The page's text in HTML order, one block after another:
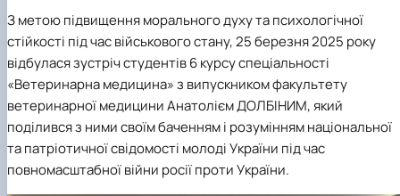
З метою підвищення морального духу та психологічної
стійкості під час військового стану, 25 березня 2025 року
відбулася зустріч студентів 6 курсу спеціальності
«Ветеринарна медицина» з випускником факультету
ветеринарної медицини Анатолієм ДОЛБІНИМ, який
поділився з ними своїм баченням і розумінням національної
та патріотичної свідомості молоді України під час
повномасштабної війни росії проти України.